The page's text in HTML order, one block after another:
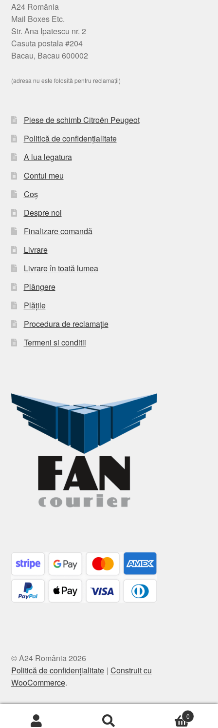
A24 România
Mail Boxes Etc.
Str. Ana Ipatescu nr. 2
Casuta postala #204
Bacau, Bacau 600002
(adresa nu este folosită pentru reclamații)
Piese de schimb Citroën Peugeot
Politică de confidențialitate
A lua legatura
Contul meu
Coș
Despre noi
Finalizare comandă
Livrare
Livrare în toată lumea
Plângere
Plățile
Procedura de reclamație
Termeni si conditii
© A24 România 2026
Politică de confidențialitate Construit cu
WooCommerce.
0